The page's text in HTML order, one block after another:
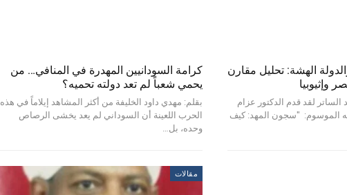
الهشة: تحليل مقارن
وإثيوبيا
الساتر لقد قدم الدكتور عزام
الموسوم: "سجون المهد: كيف
كرامة السودانيين المهدرة في المنافي… من
يحمي شعباً لم تعد دولته تحميه؟
بقلم: مهدي داود الخليفة من أكثر المشاهد إيلاماً في هذه
الحرب اللعينة أن السوداني لم يعد يخشى الرصاص
وحده، بل…
مقالات